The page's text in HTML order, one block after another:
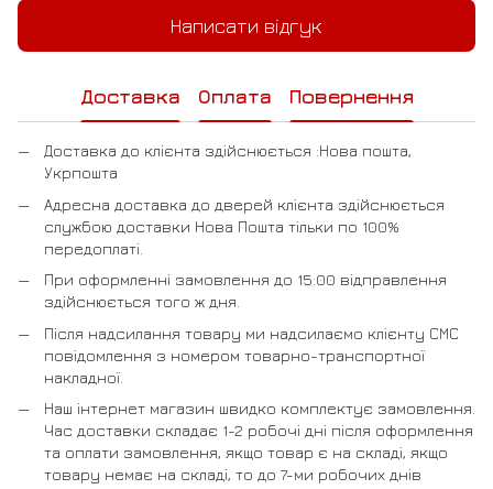
Написати відгук
Доставка Оплата Повернення
Доставка до клієнта здійснюється :Нова пошта,
Укрпошта
Адресна доставка до дверей клієнта здійснюється
службою доставки Нова Пошта тільки по 100%
передоплаті.
При оформленні замовлення до 15:00 відправлення
здійснюється того ж дня.
Після надсилання товару ми надсилаємо клієнту СМС
повідомлення з номером товарно-транспортної
накладної.
Наш інтернет магазин швидко комплектує замовлення.
Час доставки складає 1-2 робочі дні після оформлення
та оплати замовлення, якщо товар є на складі, якщо
товару немає на складі, то до 7-ми робочих днів